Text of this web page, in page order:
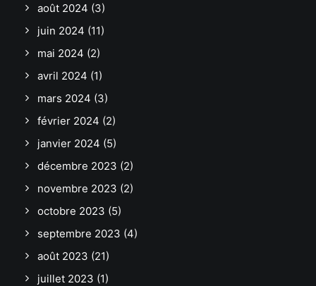
août 2024 (3)
juin 2024 (11)
mai 2024 (2)
avril 2024 (1)
mars 2024 (3)
février 2024 (2)
janvier 2024 (5)
décembre 2023 (2)
novembre 2023 (2)
octobre 2023 (5)
septembre 2023 (4)
août 2023 (21)
juillet 2023 (1)